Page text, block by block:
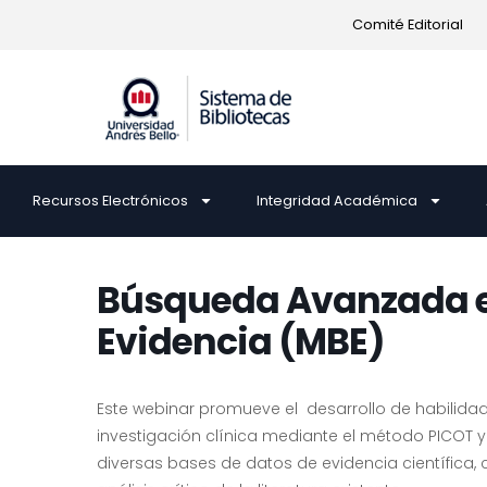
Comité Editorial
Recursos Electrónicos Integridad Académica
Búsqueda Avanzada
Evidencia (MBE)
Este webinar promueve el desarrollo de
investigación clínica mediante el método
diversas bases de datos de evidencia